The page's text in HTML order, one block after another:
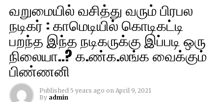
வறுமையில் வசித்து வரும் பிரபல
நடிகர் : காமெடியில் கொடிகட்டி
பறந்த இந்த நடிகருக்கு இப்படி ஒரு
நிலையா..? க.ண்க.லங்க வைக்கும்
பிண்ணனி
Published 5 years ago on April 9, 2021
By admin